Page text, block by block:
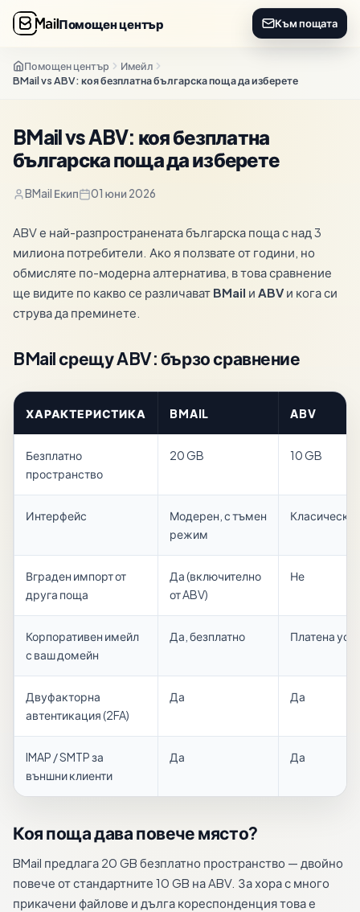
Помощен център Към пощата
Помощен център
Имейл
BMail vs ABV: коя безплатна българска поща да изберете
BMail vs ABV: коя безплатна
българска поща да изберете
BMail Екип 01 юни 2026
ABV е най-разпространената българска поща с над 3
милиона потребители. Ако я ползвате от години, но
обмисляте по-модерна алтернатива, в това сравнение
ще видите по какво се различават BMail и ABVи кога си
струва да преминете.
BMail срещу ABV: бързо сравнение
ХАРАКТЕРИСТИКА BMAIL ABV
Безплатно
пространство
20 GB 10 GB
Интерфейс
Модерен, с тъмен
режим
Класически
Вграден импорт от
друга поща
Да (включително
от ABV)
Не
Корпоративен имейл
с ваш домейн
Да, безплатно Платена
Двуфакторна
автентикация (2FA)
Да Да
IMAP / SMTP за
външни клиенти
Да Да
Коя поща дава повече място?
BMail предлага 20 GB безплатно пространство — двойно
повече от стандартните 10 GB на ABV. За хора с много
прикачени файлове и дълга кореспонденция това е